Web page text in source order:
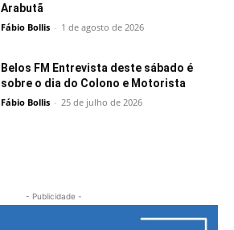
Arabutã
Fábio Bollis - 1 de agosto de 2026
Belos FM Entrevista deste sábado é
sobre o dia do Colono e Motorista
Fábio Bollis - 25 de julho de 2026
- Publicidade -